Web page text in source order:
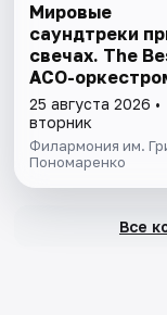
Мировые
саундтреки
свечах. The
АСО-
25 августа 2026 •
вторник
Филармония им.
Пономаренко
Все